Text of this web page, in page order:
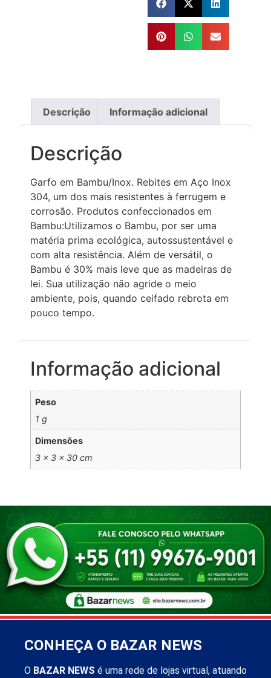
Descrição Informação adicional
Descrição
Garfo em Bambu/Inox. Rebites em Aço Inox
304, um dos mais resistentes à ferrugem e
corrosão. Produtos confeccionados em
Bambu:Utilizamos o Bambu, por ser uma
matéria prima ecológica, autossustentável e
com alta resistência. Além de versátil, o
Bambu é 30% mais leve que as madeiras de
lei. Sua utilização não agride o meio
ambiente, pois, quando ceifado rebrota em
pouco tempo.
Informação adicional
Peso
1 g
Dimensões
3 × 3 × 30 cm
CONHEÇA O BAZAR NEWS
O BAZAR NEWS é uma rede de lojas virtual, atuando